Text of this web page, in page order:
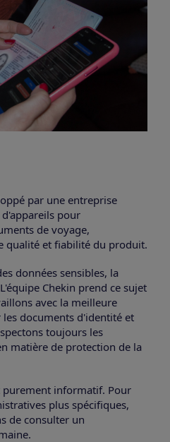
par une entreprise
pour
de voyage,
qualité et fiabilité du produit.
données sensibles, la
Chekin prend ce sujet
avec la meilleure
documents d'identité et
toujours les
matière de protection de la
purement informatif. Pour
plus spécifiques,
de consulter un